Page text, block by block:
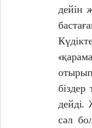
дейін
дейді.
сәл